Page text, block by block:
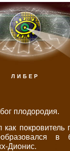
ЛИБЕР
плодородия.
покровитель
в
Дионис.